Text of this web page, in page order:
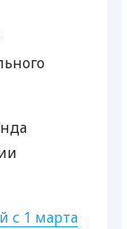
с 1 марта